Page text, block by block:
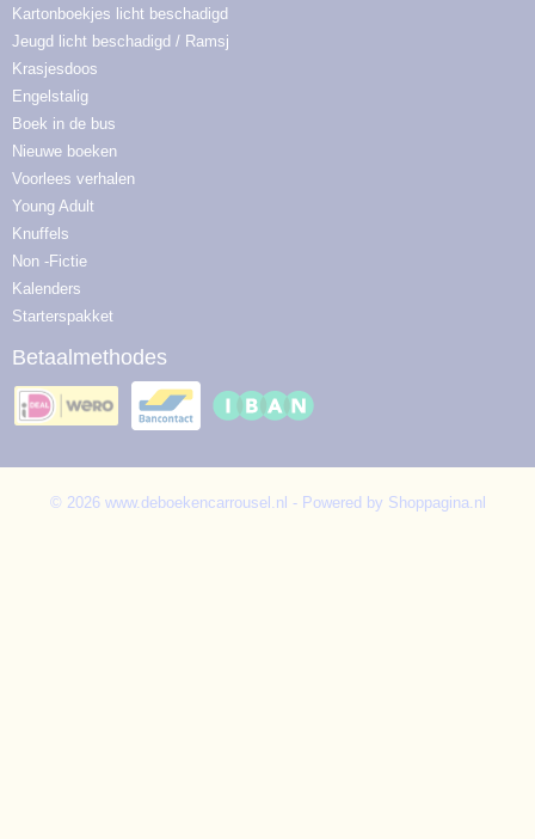
Kartonboekjes licht beschadigd
Jeugd licht beschadigd / Ramsj
Krasjesdoos
Engelstalig
Boek in de bus
Nieuwe boeken
Voorlees verhalen
Young Adult
Knuffels
Non -Fictie
Kalenders
Starterspakket
Betaalmethodes
© 2026 www.deboekencarrousel.nl - Powered by Shoppagina.nl